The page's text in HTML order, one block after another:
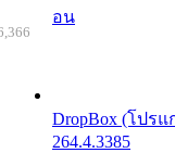
อน
DropBox (โปร
264.4.3385